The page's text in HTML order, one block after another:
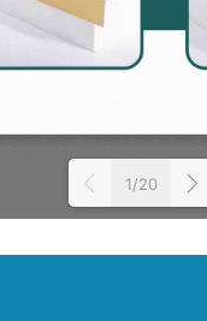
1/20